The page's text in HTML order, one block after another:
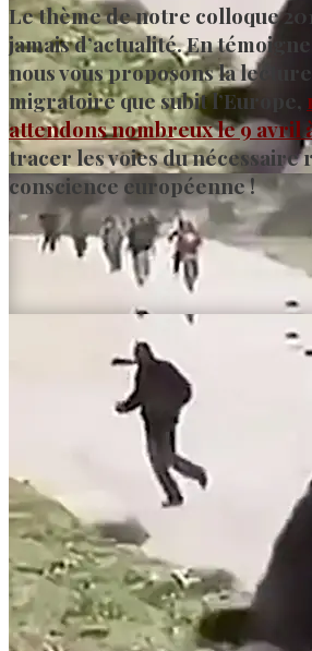
Le thème de notre colloque
jamais d’actualité. En
nous vous proposons la lecture.
migratoire que subit l’Europe,
attendons nombreux le 9 avril
tracer les voies du nécessaire
conscience européenne !